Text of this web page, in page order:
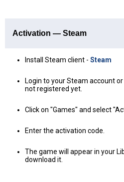
Activation — Steam
Install Steam client - Steam
Login to your Steam account
not registered yet.
Click on "Games" and select
Enter the activation code.
The game will appear in your
download it.